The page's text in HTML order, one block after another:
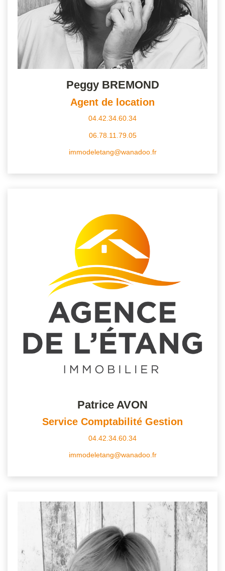
Peggy BREMOND
Agent de location
04.42.34.60.34
06.78.11.79.05
immodeletang@wanadoo.fr
Patrice AVON
Service Comptabilité Gestion
04.42.34.60.34
immodeletang@wanadoo.fr